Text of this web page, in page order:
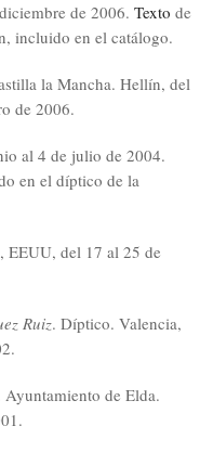
de 2006. Texto de
incluido en el catálogo.
la Mancha. Hellín, del
de 2006.
al 4 de julio de 2004.
en el díptico de la
EEUU, del 17 al 25 de
Ruiz. Díptico. Valencia,
de Elda.